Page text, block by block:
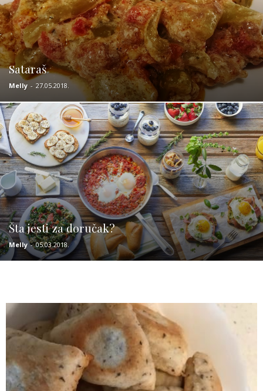
Sataraš
Melly - 27.05.2018.
Šta jesti za doručak?
Melly - 05.03.2018.